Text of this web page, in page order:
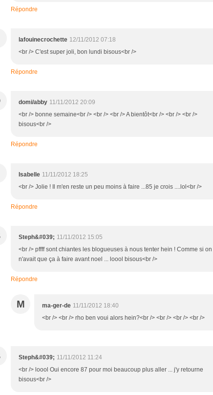
Répondre
lafouinecrochette 12/11/2012 07:18
<br /> C'est super joli, bon lundi bisous<br />
Répondre
domi/abby 11/11/2012 20:09
<br /> bonne semaine<br /> <br /> <br /> A bientôt<br /> <br /> <br />
bisous<br />
Répondre
Isabelle 11/11/2012 18:25
<br /> Jolie ! Il m'en reste un peu moins à faire ...85 je crois ....lol<br />
Répondre
Steph&#039; 11/11/2012 15:05
<br /> pffff sont chiantes les blogueuses à nous tenter hein ! Comme si on
n'avait que ça à faire avant noel ... loool bisous<br />
Répondre
M ma-ger-de 11/11/2012 18:40
<br /> <br /> rho ben voui alors hein?<br /> <br /> <br /> <br />
Steph&#039; 11/11/2012 11:24
<br /> loool Oui encore 87 pour moi beaucoup plus aller ... j'y retourne
bisous<br />